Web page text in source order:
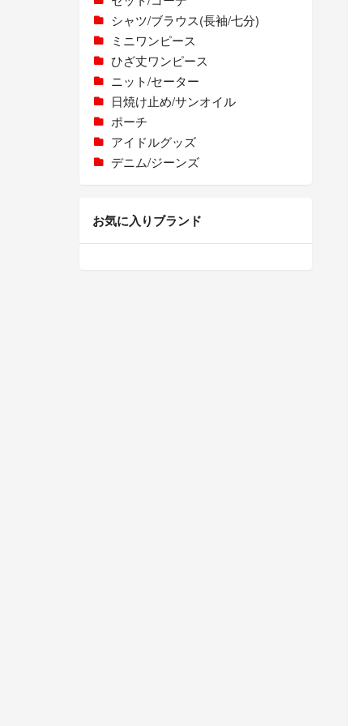
シャツ/ブラウス(長袖/七分)
ミニワンピース
ひざ丈ワンピース
ニット/セーター
日焼け止め/サンオイル
ポーチ
アイドルグッズ
デニム/ジーンズ
お気に入りブランド